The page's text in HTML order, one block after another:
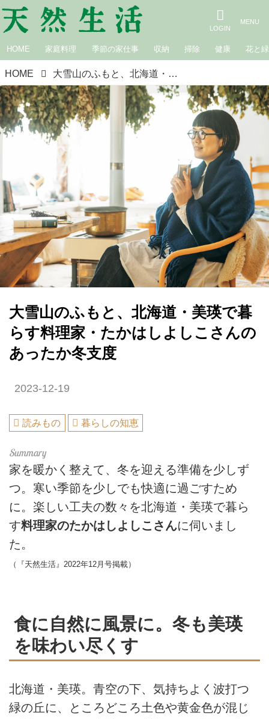
HOME 家庭料理 季節の家仕事 収納 掃除 健康 花と緑
HOME 大雪山のふもと、北海道・美瑛で暮らす料理家・たかはしよしこさんのあったか冬支度
大雪山のふもと、北海道・美瑛で暮
らす料理家・たかはしよしこさんの
あったか冬支度
2023-12-19
読みもの 暮らしの知恵
家を暖かく整えて、冬を迎える準備を少しず
つ。寒い季節を少しでも快適に過ごすため
に。楽しい工夫の数々を北海道・美瑛で暮ら
す料理家のたかはしよしこさんに伺いまし
た。
（『天然生活』2022年12月号掲載）
食に自然に風景に。冬も美瑛
を味わい尽くす
北海道・美瑛。青空の下、気持ちよく波打つ
緑の丘に、ところどころ土色や黄金色が混じ